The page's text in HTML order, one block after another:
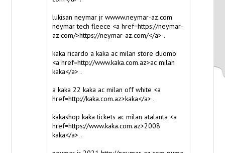
lukisan neymar jrwwww.neymar-az.com
neymar tech fleece <a href=https://neymar-
az.com/>https://neymar-az.com/</a> .
kaka ricardo a kaka ac milan store duomo
<a href=http://www.kaka.com.az>ac milan
kaka</a> .
a kaka22 kaka ac milan off white <a
href=http://kaka.com.az>kaka</a> .
kakashopkaka tickets ac milan atalanta <a
href=https://www.kaka.com.az>2008
kaka</a> .